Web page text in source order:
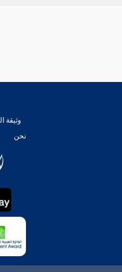
وثيقة
نحن